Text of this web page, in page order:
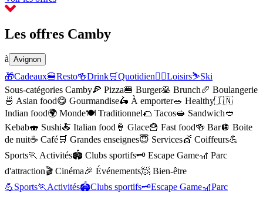
Les offres Camby
à Avignon
🎁Cadeaux🍔Resto🍻Drink🛒Quotidien🏃‍♂️Loisirs⛷️Ski
Sous-catégories Camby🍕 Pizza🍔 Burger🥞 Brunch🥖 Boulangerie
🍜 Asian food😋 Gourmandise🛵 À emporter🥗 Healthy🇮🇳
Indian food🌍 Monde🍽️ Traditionnel🌮 Tacos🥪 Sandwich🥙
Kebab🍣 Sushi🍝 Italian food 🍦 Glace🍟 Fast food🍻 Bar🪩 Boite
de nuit☕️ Café🛒 Grandes enseignes😇 Services💇 Coiffeurs💪
Sports🏃 Activités🏟️ Clubs sportifs🗝️ Escape Game🎢 Parc
d'attraction🎬 Cinéma🎉 Événements🧖 Bien-être
💪Sports🏃Activités🏟️Clubs sportifs🗝️Escape Game🎢Parc